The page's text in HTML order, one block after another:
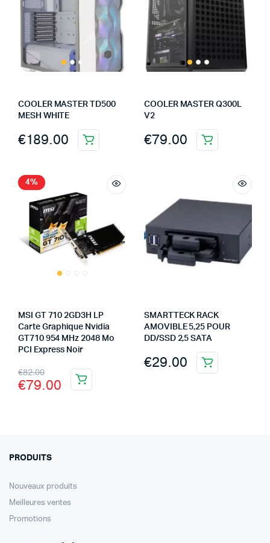
COOLER MASTER TD500
MESH WHITE
€189.00
COOLER MASTER Q300L
V2
€79.00
4%
MSI GT 710 2GD3H LP
Carte Graphique Nvidia
GT710 954 MHz 2048 Mo
PCI Express Noir
€82.00
€79.00
SMARTTECK RACK
AMOVIBLE 5,25 POUR
DD/SSD 2,5 SATA
€29.00
PRODUITS
Nouveaux produits
Meilleures ventes
Promotions